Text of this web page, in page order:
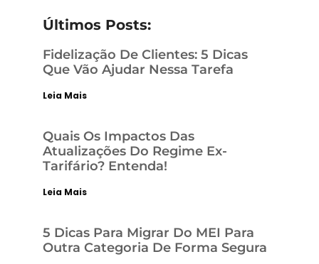
Últimos Posts:
Fidelização De Clientes: 5 Dicas
Que Vão Ajudar Nessa Tarefa
Leia Mais
Quais Os Impactos Das
Atualizações Do Regime Ex-
Tarifário? Entenda!
Leia Mais
5 Dicas Para Migrar Do MEI Para
Outra Categoria De Forma Segura